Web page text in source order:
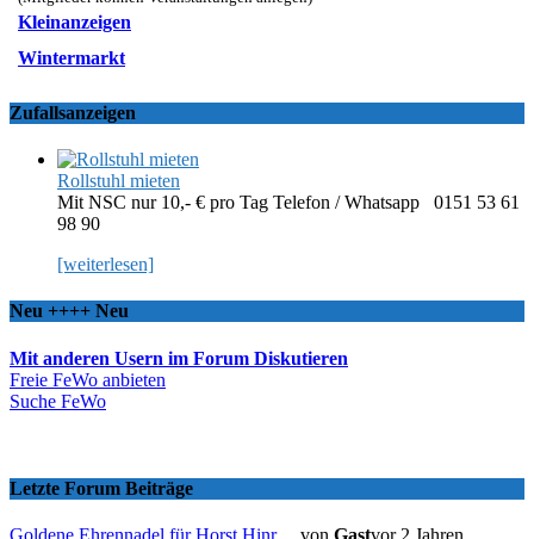
Kleinanzeigen
Wintermarkt
Zufallsanzeigen
Rollstuhl mieten
Mit NSC nur 10,- € pro Tag Telefon / Whatsapp 0151 53 61
98 90
[weiterlesen]
Neu ++++ Neu
Mit anderen Usern im Forum Diskutieren
Freie FeWo anbieten
Suche FeWo
Letzte Forum Beiträge
Goldene Ehrennadel für Horst Hinr …von Gastvor 2 Jahren